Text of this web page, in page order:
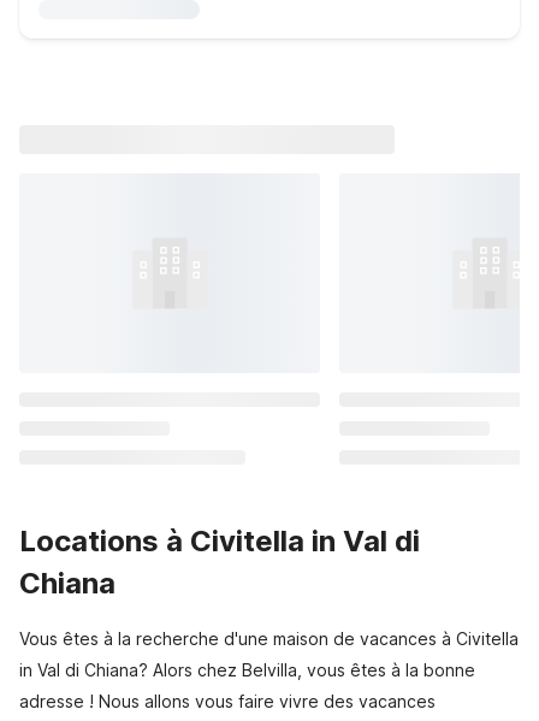
Locations à Civitella in Val di
Chiana
Vous êtes à la recherche d'une maison de vacances à Civitella
in Val di Chiana? Alors chez Belvilla, vous êtes à la bonne
adresse ! Nous allons vous faire vivre des vacances